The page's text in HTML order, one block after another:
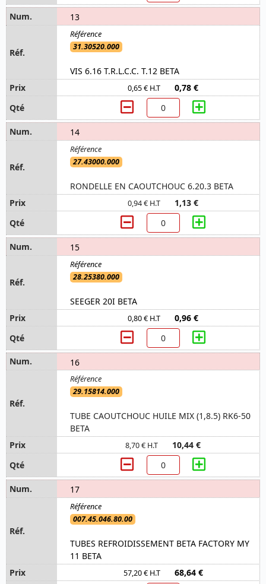
13
31.30520.000
VIS 6.16 T.R.L.C.C. T.12 BETA
0,65 € H.T 0,78 €
14
27.43000.000
RONDELLE EN CAOUTCHOUC 6.20.3 BETA
0,94 € H.T 1,13 €
15
28.25380.000
SEEGER 20I BETA
0,80 € H.T 0,96 €
16
29.15814.000
TUBE CAOUTCHOUC HUILE MIX (1,8.5) RK6-50
BETA
8,70 € H.T 10,44 €
17
007.45.046.80.00
TUBES REFROIDISSEMENT BETA FACTORY MY
11 BETA
57,20 € H.T 68,64 €